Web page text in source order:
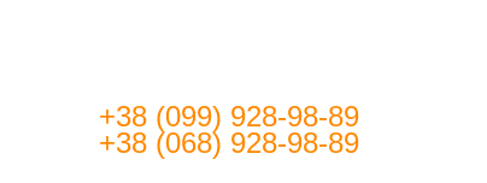
+38 (099) 928-98-89
+38 (068) 928-98-89